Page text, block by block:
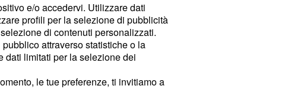
e/o accedervi. Utilizzare dati
profili per la selezione di pubblicità
di contenuti personalizzati.
attraverso statistiche o la
dati limitati per la selezione dei
le tue preferenze, ti invitiamo a